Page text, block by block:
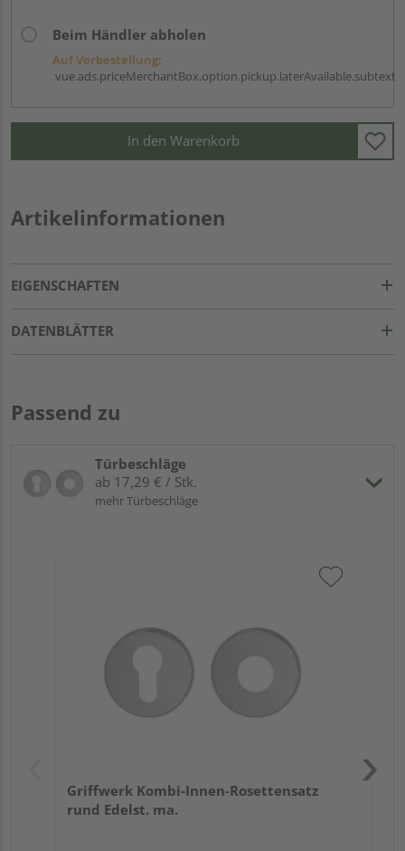
Beim Händler abholen
Auf Vorbestellung:
vue.ads.priceMerchantBox.option.pickup.laterAvailable.subtext
In den Warenkorb
Artikelinformationen
EIGENSCHAFTEN
DATENBLÄTTER
Passend zu
Türbeschläge
ab 17,29 € / Stk.
mehr Türbeschläge
Griffwerk Kombi-Innen-Rosettensatz
rund Edelst. ma.